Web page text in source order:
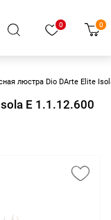
0 0
люстра Dio DArte Elite
E 1.1.12.600